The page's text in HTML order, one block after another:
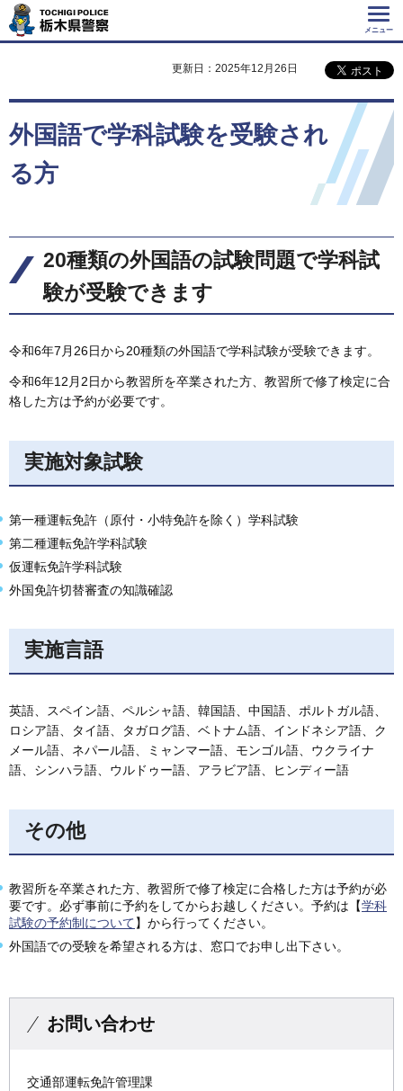
Tochigi Police 栃
木県警察
メニュー
更新日：2025年12月26日
外国語で学科試験を受験され
る方
20種類の外国語の試験問題で学科試
験が受験できます
令和6年7月26日から20種類の外国語で学科試験が受験できます。
令和6年12月2日から教習所を卒業された方、教習所で修了検定に合
格した方は予約が必要です。
実施対象試験
第一種運転免許（原付・小特免許を除く）学科試験
第二種運転免許学科試験
仮運転免許学科試験
外国免許切替審査の知識確認
実施言語
英語、スペイン語、ペルシャ語、韓国語、中国語、ポルトガル語、
ロシア語、タイ語、タガログ語、ベトナム語、インドネシア語、ク
メール語、ネパール語、ミャンマー語、モンゴル語、ウクライナ
語、シンハラ語、ウルドゥー語、アラビア語、ヒンディー語
その他
教習所を卒業された方、教習所で修了検定に合格した方は予約が必
要です。必ず事前に予約をしてからお越しください。予約は【学科
試験の予約制について】から行ってください。
外国語での受験を希望される方は、窓口でお申し出下さい。
お問い合わせ
交通部運転免許管理課